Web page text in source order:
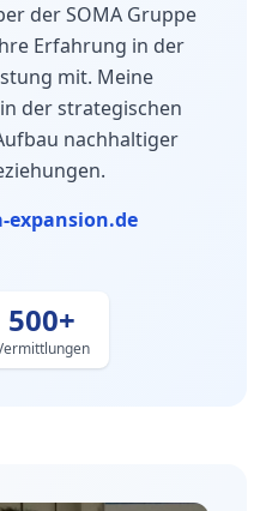
der SOMA Gruppe
Erfahrung in der
mit. Meine
der strategischen
nachhaltiger
expansion.de
500+